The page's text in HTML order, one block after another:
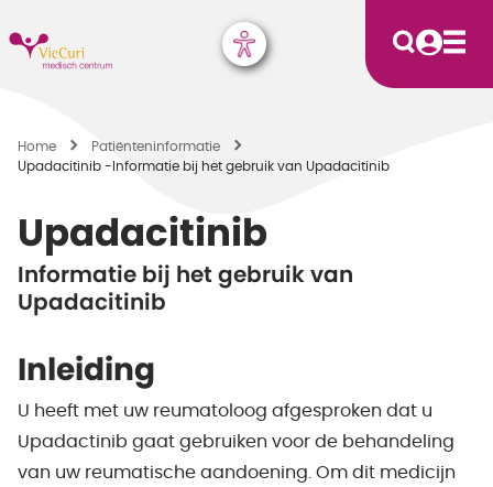
Home
Patiënten­informatie
Upadacitinib -Informatie bij het gebruik van Upadacitinib
Upadacitinib
Informatie bij het gebruik van
Upadacitinib
Inleiding
U heeft met uw reumatoloog afgesproken dat u
Upadactinib gaat gebruiken voor de behandeling
van uw reumatische aandoening. Om dit medicijn